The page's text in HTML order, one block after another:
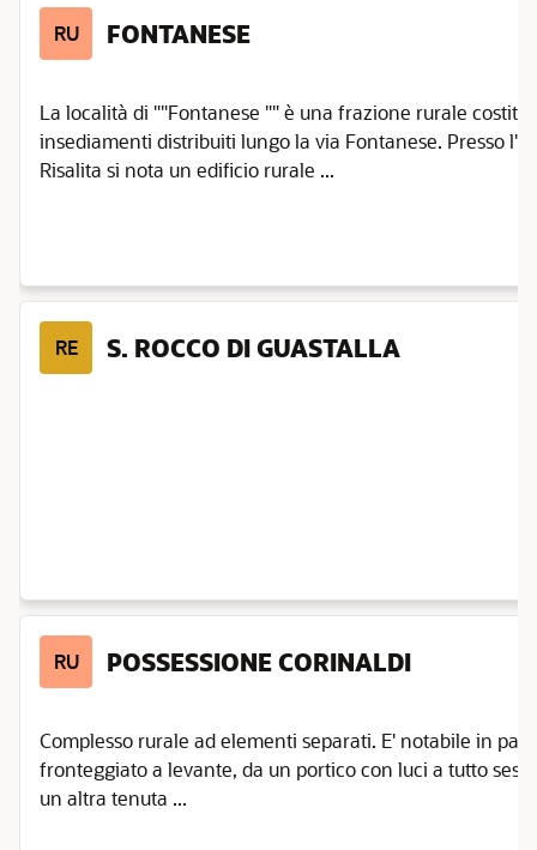
RU FONTANESE
La località di ""Fontanese "" è una frazione rurale
insediamenti distribuiti lungo la via Fontanese. Presso
Risalita si nota un edificio rurale ...
RE S. ROCCO DI GUASTALLA
RU POSSESSIONE CORINALDI
Complesso rurale ad elementi separati. E' notabile in
fronteggiato a levante, da un portico con luci a tutto
un altra tenuta ...